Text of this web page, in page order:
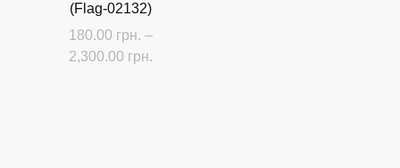
(Flag-02132)
180.00 грн. –
2,300.00 грн.